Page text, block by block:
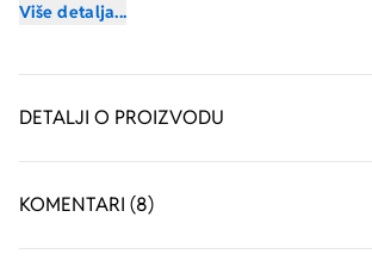
se nadvija sve mračnija senka –
Amijev posao.
U današnjem svetu gde
mogućnost izbijanja rata čine deo
blistavo i užasavajuće aktuelan. Pa
Deset hiljada ljubavnika dešava
Više detalja...
DETALJI O PROIZVODU
KOMENTARI (8)